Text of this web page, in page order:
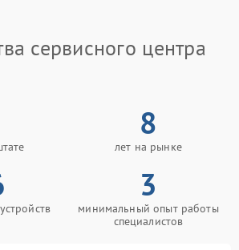
сервисного центра
8
лет на рынке
3
минимальный опыт работы
специалистов